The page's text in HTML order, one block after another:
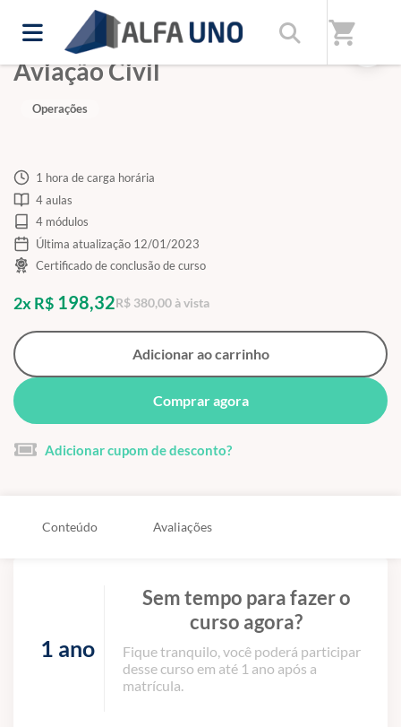
shopping_cart
O Meio Ambiente e a
Aviação Civil
Operações
1 hora de carga horária
4 aulas
4 módulos
Última atualização 12/01/2023
Certificado de conclusão de curso
2x R$ 198,32R$ 380,00 à vista
Adicionar ao carrinho
Comprar agora
Adicionar cupom de desconto?
Conteúdo Avaliações
1 ano
Sem tempo para fazer o
curso agora?
Fique tranquilo, você poderá participar
desse curso em até 1 ano após a
matrícula.